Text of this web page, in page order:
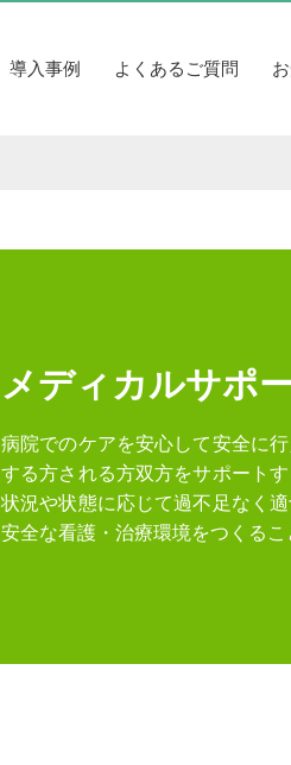
導入事例 よくあるご質問
メディカルサポ
病院でのケアを安心して安全に
する方される方双方をサポート
状況や状態に応じて過不足なく
安全な看護・治療環境をつくる